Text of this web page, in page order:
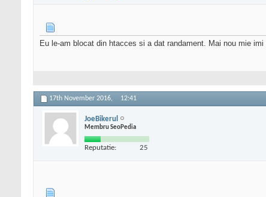
Eu le-am blocat din htacces si a dat randament. Mai nou mie
17th November 2016, 12:41
JoeBikerul
Membru SeoPedia
Reputatie: 25